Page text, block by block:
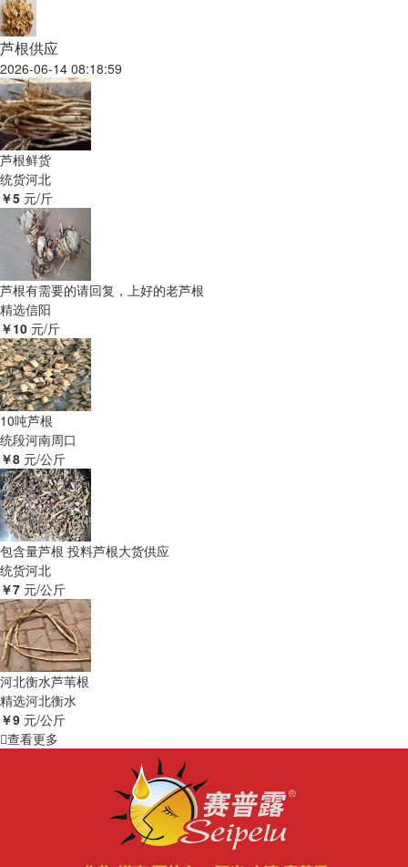
芦根供应
2026-06-14 08:18:59
芦根鲜货
统货河北
￥5 元/斤
芦根有需要的请回复，上好的老芦根
精选信阳
￥10 元/斤
10吨芦根
统段河南周口
￥8 元/公斤
包含量芦根 投料芦根大货供应
统货河北
￥7 元/公斤
河北衡水芦苇根
精选河北衡水
￥9 元/公斤
查看更多